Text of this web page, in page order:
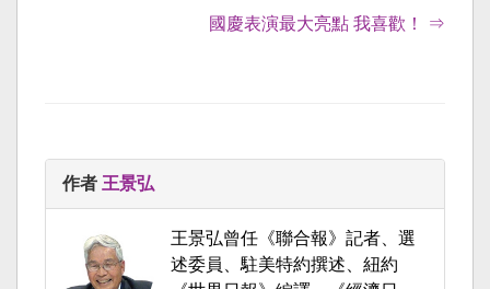
國慶表演最大亮點 我喜歡！ ⇒
作者 王景弘
王景弘曾任《聯合報》記者、選
述委員、駐美特約撰述、紐約